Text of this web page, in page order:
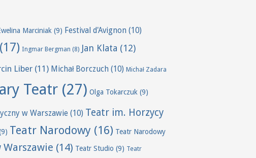
Marciniak (9) Festival d'Avignon (10)
(17) Ingmar Bergman (8) Jan Klata (12)
Liber (11) Michał Borczuch (10) Michał Zadara
Teatr (27) Olga Tokarczuk (9)
w Warszawie (10) Teatr im. Horzycy
Teatr Narodowy (16) Teatr Narodowy
Warszawie (14) Teatr Studio (9) Teatr